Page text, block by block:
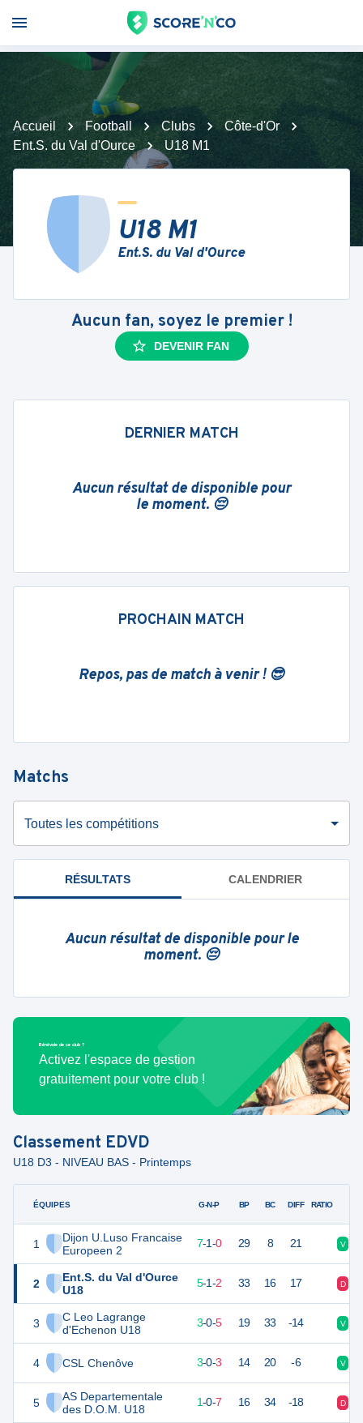
Accueil Football Clubs
Côte-d'Or
Ent.S. du Val d'Ource
U18 M1
U18 M1
Ent.S. du Val d'Ource
Aucun fan, soyez le premier !
DEVENIR FAN
DERNIER MATCH
Aucun résultat de disponible pour
le moment. 😔
PROCHAIN MATCH
Repos, pas de match à venir ! 😎
Matchs
Toutes les compétitions
RÉSULTATS CALENDRIER
Aucun résultat de disponible pour le
moment. 😔
Bénévole de ce club ?
Activez l'espace de gestion
gratuitement pour votre club !
Classement EDVD
U18 D3 - NIVEAU BAS - Printemps
ÉQUIPES
1
Dijon U.Luso Francaise
Europeen 2
2
Ent.S. du Val d'Ource
U18
3
C Leo Lagrange
d'Echenon U18
4 CSL Chenôve
5
AS Departementale
des D.O.M. U18
G-N-P BP BC DIFF RATIO
22 8 7-1-0 29 8 21 V
16 8 5-1-2 33 16 17 D
3-0-5 19 33 -14 V
3-0-3 14 20 -6 V
3 1-0-7 16 34 -18 D